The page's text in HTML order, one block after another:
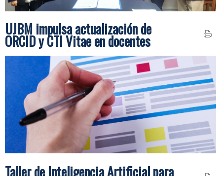
UJBM impulsa actualización de
ORCID y CTI Vitae en docentes
Taller de Inteligencia Artificial para